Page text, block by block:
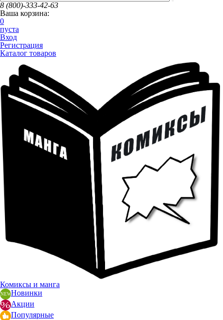
8 (800)-333-42-63
Ваша корзина:
0
пуста
Вход
Регистрация
Каталог товаров
Комиксы и манга
Новинки
Акции
Популярные